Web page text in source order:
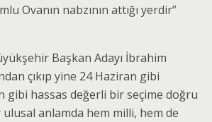
Ovanın nabzının attığı yerdir”
Başkan Adayı İbrahim
çıkıp yine 24 Haziran gibi
gibi hassas değerli bir seçime doğru
anlamda hem milli, hem de